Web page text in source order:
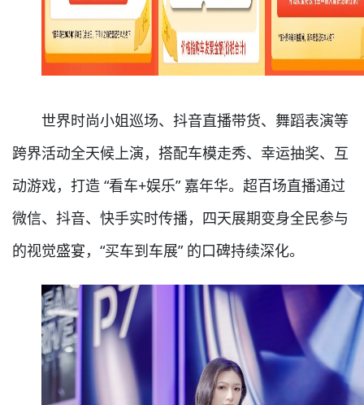
世界时尚小姐巡场、抖音直播带货、舞蹈表演等
跨界活动全天候上演，搭配车模走秀、幸运抽奖、互
动游戏，打造 “看车+娱乐” 嘉年华。超百场直播通过
微信、抖音、快手实时传播，四天展期变身全民参与
的视觉盛宴，“买车到车展” 的口碑持续深化。